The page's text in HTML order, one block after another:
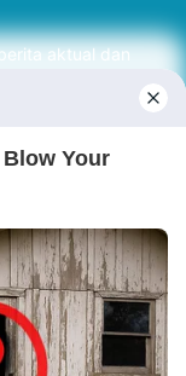
aktual dan
yang tepat.